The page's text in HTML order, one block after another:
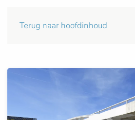
Terug naar hoofdinhoud